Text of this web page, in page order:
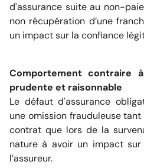
d'assurance suite au non-
non récupération d’une
un impact sur la confiance
Comportement contraire
prudente et raisonnable
Le défaut d'assurance
une omission frauduleuse
contrat que lors de la
nature à avoir un impact
l’assureur.